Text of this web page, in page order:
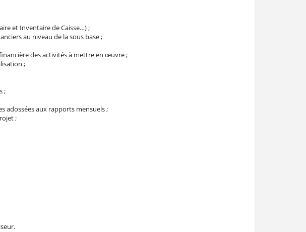
et Inventaire de Caisse…) ;
au niveau de la sous base ;
des activités à mettre en œuvre ;
;
;
adossées aux rapports mensuels ;
;